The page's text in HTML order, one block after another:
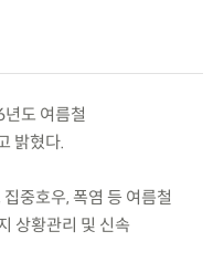
도 여름철
밝혔다.
중호우, 폭염 등 여름철
상황관리 및 신속